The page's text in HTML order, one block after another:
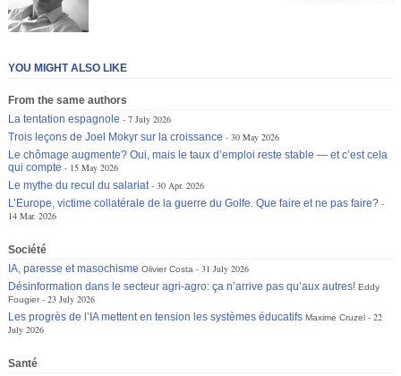
YOU MIGHT ALSO LIKE
From the same authors
La tentation espagnole
7 July 2026
Trois leçons de Joel Mokyr sur la croissance
30 May 2026
Le chômage augmente? Oui, mais le taux d’emploi reste stable — et c’est cela
qui compte
15 May 2026
Le mythe du recul du salariat
30 Apr. 2026
L’Europe, victime collatérale de la guerre du Golfe. Que faire et ne pas faire?
14 Mar. 2026
Société
IA, paresse et masochisme Olivier Costa
31 July 2026
Désinformation dans le secteur agri-agro: ça n’arrive pas qu’aux autres! Eddy
Fougier
23 July 2026
Les progrès de l’IA mettent en tension les systèmes éducatifs Maxime Cruzel
22
July 2026
Santé